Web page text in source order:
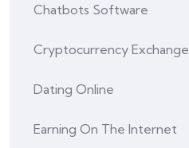
Chatbots Software
Cryptocurrency Exchange
Dating Online
Earning On The Internet